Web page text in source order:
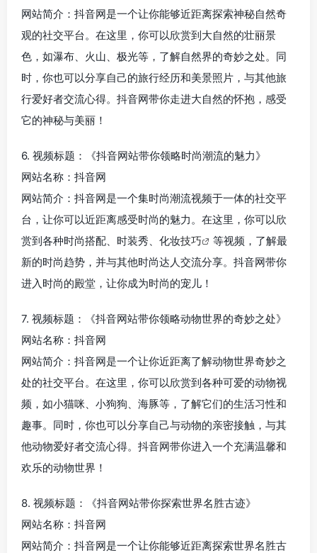
网站简介：抖音网是一个让你能够近距离探索神秘自然奇
观的社交平台。在这里，你可以欣赏到大自然的壮丽景
色，如瀑布、火山、极光等，了解自然界的奇妙之处。同
时，你也可以分享自己的旅行经历和美景照片，与其他旅
行爱好者交流心得。抖音网带你走进大自然的怀抱，感受
它的神秘与美丽！
6. 视频标题：《抖音网站带你领略时尚潮流的魅力》
网站名称：抖音网
网站简介：抖音网是一个集时尚潮流视频于一体的社交平
台，让你可以近距离感受时尚的魅力。在这里，你可以欣
赏到各种时尚搭配、时装秀、化妆技巧
等视频，了解最
新的时尚趋势，并与其他时尚达人交流分享。抖音网带你
进入时尚的殿堂，让你成为时尚的宠儿！
7. 视频标题：《抖音网站带你领略动物世界的奇妙之处》
网站名称：抖音网
网站简介：抖音网是一个让你近距离了解动物世界奇妙之
处的社交平台。在这里，你可以欣赏到各种可爱的动物视
频，如小猫咪、小狗狗、海豚等，了解它们的生活习性和
趣事。同时，你也可以分享自己与动物的亲密接触，与其
他动物爱好者交流心得。抖音网带你进入一个充满温馨和
欢乐的动物世界！
8. 视频标题：《抖音网站带你探索世界名胜古迹》
网站名称：抖音网
网站简介：抖音网是一个让你能够近距离探索世界名胜古